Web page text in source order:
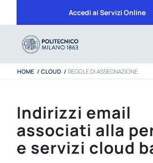
Accedi ai Servizi Online
HOME / CLOUD / REGOLE DI ASSEGNAZIONE
Indirizzi email
associati alla
e servizi cloud